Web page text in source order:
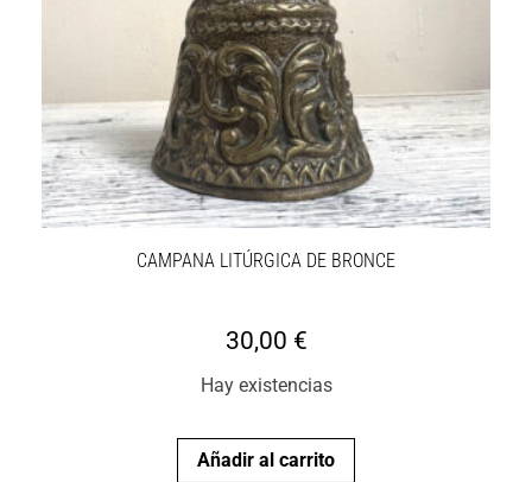
CAMPANA LITÚRGICA DE BRONCE
30,00 €
Hay existencias
Añadir al carrito